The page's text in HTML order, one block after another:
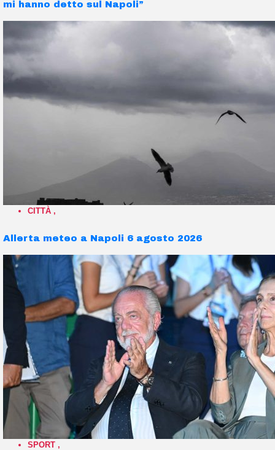
mi hanno detto sul Napoli”
CITTÀ ,
Allerta meteo a Napoli 6 agosto 2026
SPORT ,